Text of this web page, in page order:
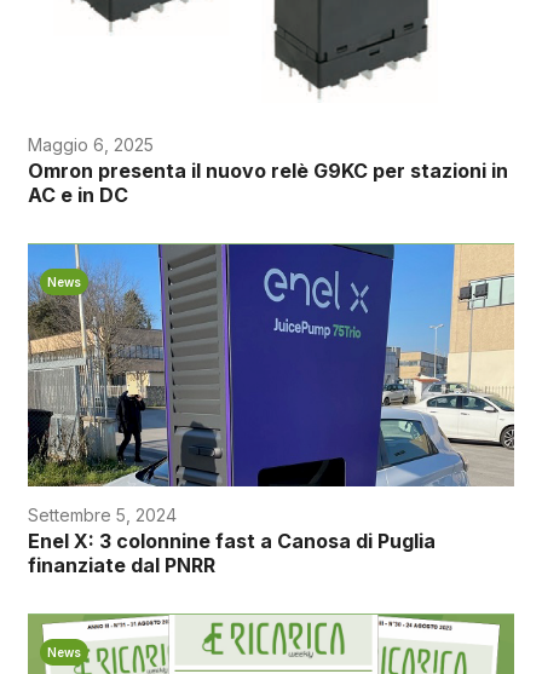
Maggio 6, 2025
Omron presenta il nuovo relè G9KC per stazioni in
AC e in DC
News
Settembre 5, 2024
Enel X: 3 colonnine fast a Canosa di Puglia
finanziate dal PNRR
News